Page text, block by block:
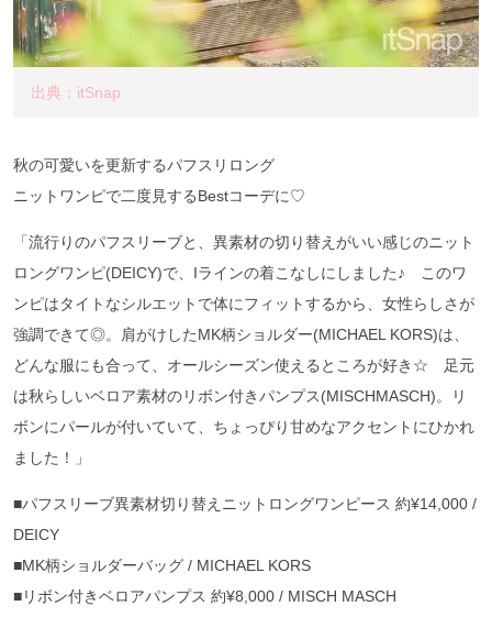
出典：itSnap
秋の可愛いを更新するパフスリロング
ニットワンピで二度見するBestコーデに♡
「流行りのパフスリーブと、異素材の切り替えがいい感じのニット
ロングワンピ(DEICY)で、Iラインの着こなしにしました♪ このワ
ンピはタイトなシルエットで体にフィットするから、女性らしさが
強調できて◎。肩がけしたMK柄ショルダー(MICHAEL KORS)は、
どんな服にも合って、オールシーズン使えるところが好き☆ 足元
は秋らしいベロア素材のリボン付きパンプス(MISCHMASCH)。リ
ボンにパールが付いていて、ちょっぴり甘めなアクセントにひかれ
ました！」
■パフスリーブ異素材切り替えニットロングワンピース 約¥14,000 /
DEICY
■MK柄ショルダーバッグ / MICHAEL KORS
■リボン付きベロアパンプス 約¥8,000 / MISCH MASCH